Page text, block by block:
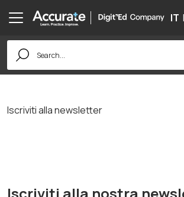
IT |
Search
for:
Iscriviti alla newsletter